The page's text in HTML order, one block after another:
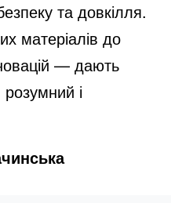
та довкілля.
матеріалів до
— дають
і